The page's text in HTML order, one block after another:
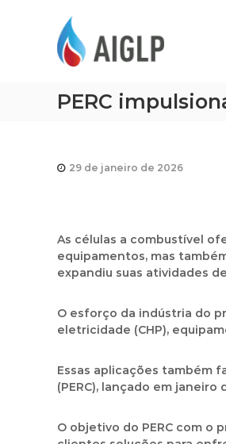
PERC
29 de janeiro de 2026
As células a combustível
equipamentos, mas
expandiu suas atividades
O esforço da indústria do
eletricidade (CHP),
Essas aplicações também
(PERC), lançado em janeiro
O objetivo do PERC com o